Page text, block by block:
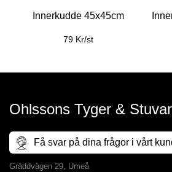
Innerkudde 45x45cm
79 Kr/st
Ohlssons Tyger &
Få svar på dina frågor i vårt
Gräddvägen 29, Umeå